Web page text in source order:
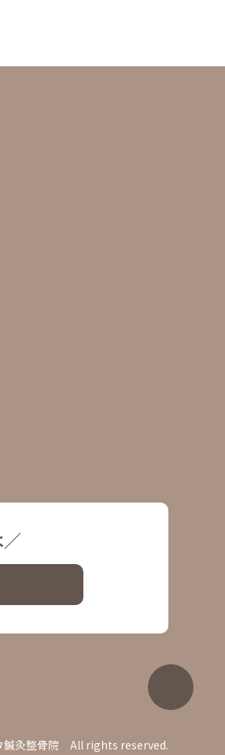
鍼灸整骨院 All rights reserved.